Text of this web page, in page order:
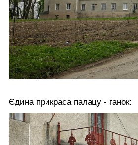
Єдина прикраса палацу - ганок: